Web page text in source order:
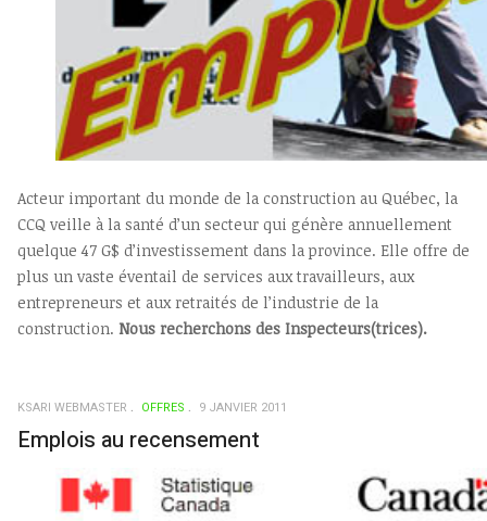
Acteur important du monde de la construction au Québec, la
CCQ veille à la santé d’un secteur qui génère annuellement
quelque 47 G$ d’investissement dans la province. Elle offre de
plus un vaste éventail de services aux travailleurs, aux
entrepreneurs et aux retraités de l’industrie de la
construction. Nous recherchons des Inspecteurs(trices).
KSARI WEBMASTER OFFRES 9 JANVIER 2011
Emplois au recensement